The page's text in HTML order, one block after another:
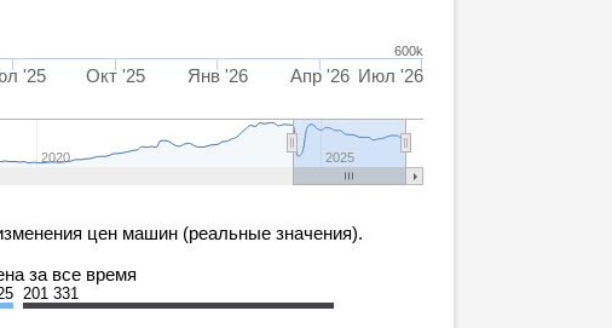
'25 Окт '25 Янв '26 Апр '26 Июл '26
2020 2025
600k
цен машин (реальные значения).
за все время
201 331